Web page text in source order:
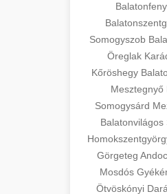
Somogyszob
Öreglak
Kőröshegy
Mesztegnyő
Somogysárd
Balatonvilágos
Görgeteg
Mosdós
Ötvöskónyi